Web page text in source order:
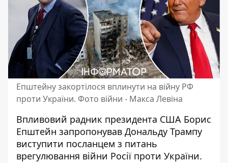
Епштейну закортілося вплинути на війну РФ
проти України. Фото війни - Макса Левіна
Впливовий радник президента США Борис
Епштейн запропонував Дональду Трампу
виступити посланцем з питань
врегулювання війни Росії проти України.